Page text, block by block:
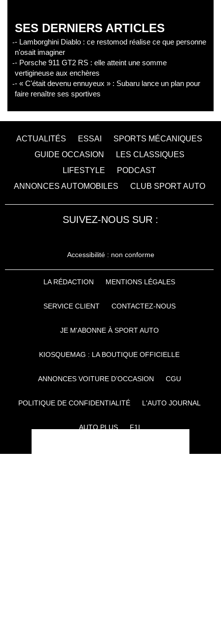
SES DERNIERS ARTICLES
- Lamborghini Diablo : ce restomod réalise ce que personne
n'osait imaginer
- Porsche 911 GT2 RS : elle atteint une somme
vertigineuse aux enchères
- « C'était devenu ennuyeux » : Subaru lance un plan pour
faire renaître ses sportives
ACTUALITÉS ESSAI
SPORTS MÉCANIQUES
GUIDE OCCASION
LES CLASSIQUES
LIFESTYLE
PODCAST
ANNONCES AUTOMOBILES
CLUB SPORT AUTO
SUIVEZ-NOUS SUR :
Accessibilité : non conforme
LA RÉDACTION MENTIONS LÉGALES
SERVICE CLIENT CONTACTEZ-NOUS
JE M'ABONNE À SPORT AUTO
KIOSQUEMAG : LA BOUTIQUE OFFICIELLE
ANNONCES VOITURE D’OCCASION CGU
POLITIQUE DE CONFIDENTIALITÉ L'AUTO JOURNAL
AUTO PLUS F1I